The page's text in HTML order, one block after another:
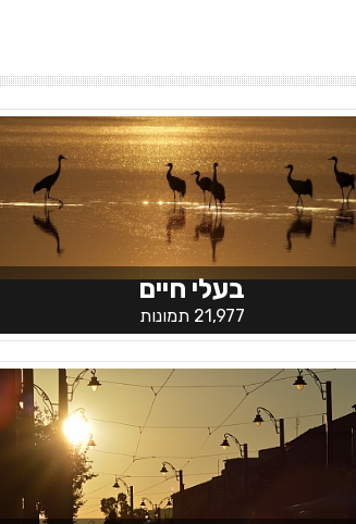
בעלי חיים
21,977 תמונות